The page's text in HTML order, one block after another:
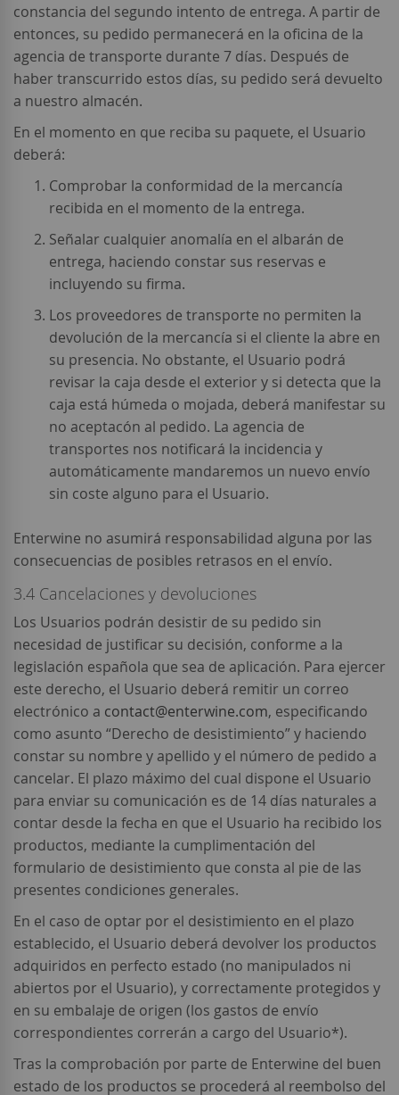
constancia del segundo intento de entrega. A partir de
entonces, su pedido permanecerá en la oficina de la
agencia de transporte durante 7 días. Después de
haber transcurrido estos días, su pedido será devuelto
a nuestro almacén.
En el momento en que reciba su paquete, el Usuario
deberá:
Comprobar la conformidad de la mercancía
recibida en el momento de la entrega.
Señalar cualquier anomalía en el albarán de
entrega, haciendo constar sus reservas e
incluyendo su firma.
Los proveedores de transporte no permiten la
devolución de la mercancía si el cliente la abre en
su presencia. No obstante, el Usuario podrá
revisar la caja desde el exterior y si detecta que la
caja está húmeda o mojada, deberá manifestar su
no aceptacón al pedido. La agencia de
transportes nos notificará la incidencia y
automáticamente mandaremos un nuevo envío
sin coste alguno para el Usuario.
Enterwine no asumirá responsabilidad alguna por las
consecuencias de posibles retrasos en el envío.
3.4 Cancelaciones y devoluciones
Los Usuarios podrán desistir de su pedido sin
necesidad de justificar su decisión, conforme a la
legislación española que sea de aplicación. Para ejercer
este derecho, el Usuario deberá remitir un correo
electrónico a contact@enterwine.com, especificando
como asunto “Derecho de desistimiento” y haciendo
constar su nombre y apellido y el número de pedido a
cancelar. El plazo máximo del cual dispone el Usuario
para enviar su comunicación es de 14 días naturales a
contar desde la fecha en que el Usuario ha recibido los
productos, mediante la cumplimentación del
formulario de desistimiento que consta al pie de las
presentes condiciones generales.
En el caso de optar por el desistimiento en el plazo
establecido, el Usuario deberá devolver los productos
adquiridos en perfecto estado (no manipulados ni
abiertos por el Usuario), y correctamente protegidos y
en su embalaje de origen (los gastos de envío
correspondientes correrán a cargo del Usuario*).
Tras la comprobación por parte de Enterwine del buen
estado de los productos se procederá al reembolso del